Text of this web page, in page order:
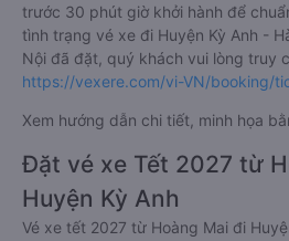
trước 30 phút giờ khởi hành để
tình trạng vé xe đi Huyện Kỳ Anh -
Nội đã đặt, quý khách vui lòng truy
https://vexere.com/vi-VN/booking/
Xem hướng dẫn chi tiết, minh họa
Đặt vé xe Tết 2027 từ
Huyện Kỳ Anh
Vé xe tết 2027 từ Hoàng Mai đi